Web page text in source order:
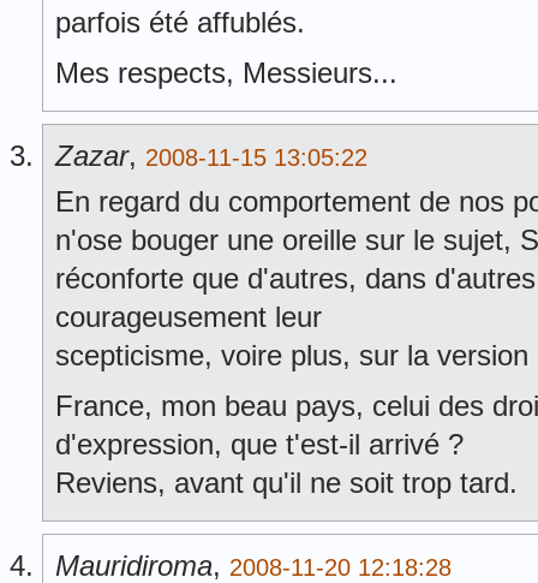
parfois été affublés.
Mes respects, Messieurs...
Zazar, 2008-11-15 13:05:22
En regard du comportement de nos
n'ose bouger une oreille sur le sujet,
réconforte que d'autres, dans
courageusement leur
scepticisme, voire plus, sur la version
France, mon beau pays, celui des
d'expression, que t'est-il arrivé ?
Reviens, avant qu'il ne soit trop tard.
Mauridiroma, 2008-11-20 12:18:28